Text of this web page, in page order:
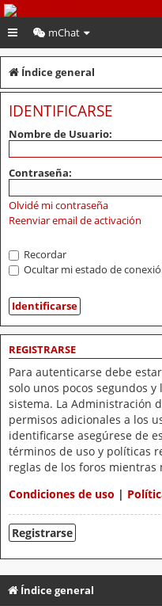
PeruVoley.com
mChat
Índice general
IDENTIFICARSE
Nombre de Usuario:
Contraseña:
Olvidé mi contraseña
Reenviar email de activación
Recordar
Ocultar mi estado de
REGISTRARSE
Para autenticarse debe
solo unos pocos segundos
sistema. La Administración
permisos adicionales a los
identificarse asegúrese de
términos de uso y políticas
reglas de los foros mientras
Condiciones de uso |
Registrarse
Índice general